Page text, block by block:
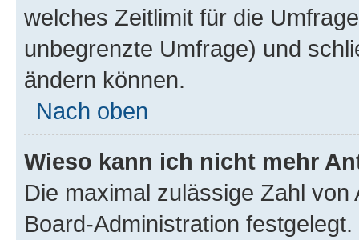
welches Zeitlimit für die
unbegrenzte Umfrage) und
ändern können.
Nach oben
Wieso kann ich nicht mehr
Die maximal zulässige Zahl
Board-Administration